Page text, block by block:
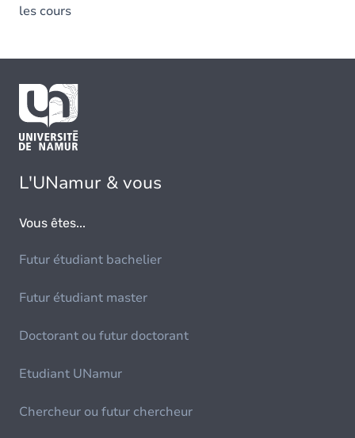
les cours
L'UNamur & vous
Vous êtes...
Futur étudiant bachelier
Futur étudiant master
Doctorant ou futur doctorant
Etudiant UNamur
Chercheur ou futur chercheur